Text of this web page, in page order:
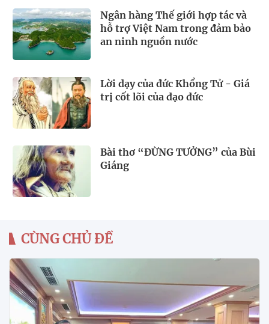
Ngân hàng Thế giới hợp tác và
hỗ trợ Việt Nam trong đảm bảo
an ninh nguồn nước
Lời dạy của đức Khổng Tử - Giá
trị cốt lõi của đạo đức
Bài thơ “ĐỪNG TƯỞNG” của Bùi
Giáng
CÙNG CHỦ ĐỀ